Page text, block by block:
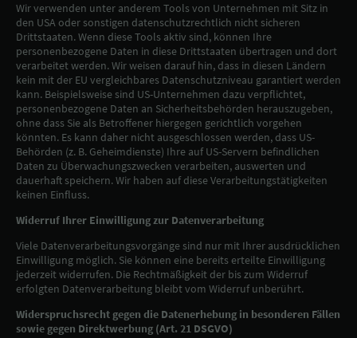
Wir verwenden unter anderem Tools von Unternehmen mit Sitz in
den USA oder sonstigen datenschutzrechtlich nicht sicheren
Drittstaaten. Wenn diese Tools aktiv sind, können Ihre
personenbezogene Daten in diese Drittstaaten übertragen und dort
verarbeitet werden. Wir weisen darauf hin, dass in diesen Ländern
kein mit der EU vergleichbares Datenschutzniveau garantiert werden
kann. Beispielsweise sind US-Unternehmen dazu verpflichtet,
personenbezogene Daten an Sicherheitsbehörden herauszugeben,
ohne dass Sie als Betroffener hiergegen gerichtlich vorgehen
könnten. Es kann daher nicht ausgeschlossen werden, dass US-
Behörden (z. B. Geheimdienste) Ihre auf US-Servern befindlichen
Daten zu Überwachungszwecken verarbeiten, auswerten und
dauerhaft speichern. Wir haben auf diese Verarbeitungstätigkeiten
keinen Einfluss.
Widerruf Ihrer Einwilligung zur Datenverarbeitung
Viele Datenverarbeitungsvorgänge sind nur mit Ihrer ausdrücklichen
Einwilligung möglich. Sie können eine bereits erteilte Einwilligung
jederzeit widerrufen. Die Rechtmäßigkeit der bis zum Widerruf
erfolgten Datenverarbeitung bleibt vom Widerruf unberührt.
Widerspruchsrecht gegen die Datenerhebung in besonderen Fällen
sowie gegen Direktwerbung (Art. 21 DSGVO)